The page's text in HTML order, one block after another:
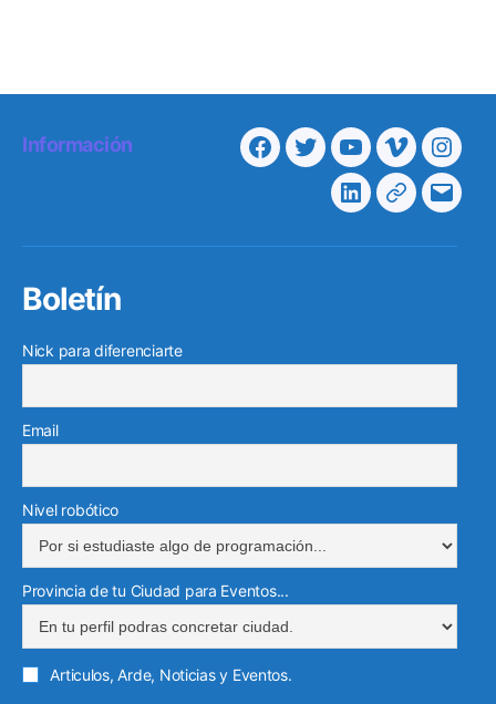
Información
Facebook
TwitterYoutubeVimeo
LinkedinTelegram
Boletín
Nick para diferenciarte
Email
Nivel robótico
Provincia de tu Ciudad para Eventos...
Articulos, Arde, Noticias y Eventos.